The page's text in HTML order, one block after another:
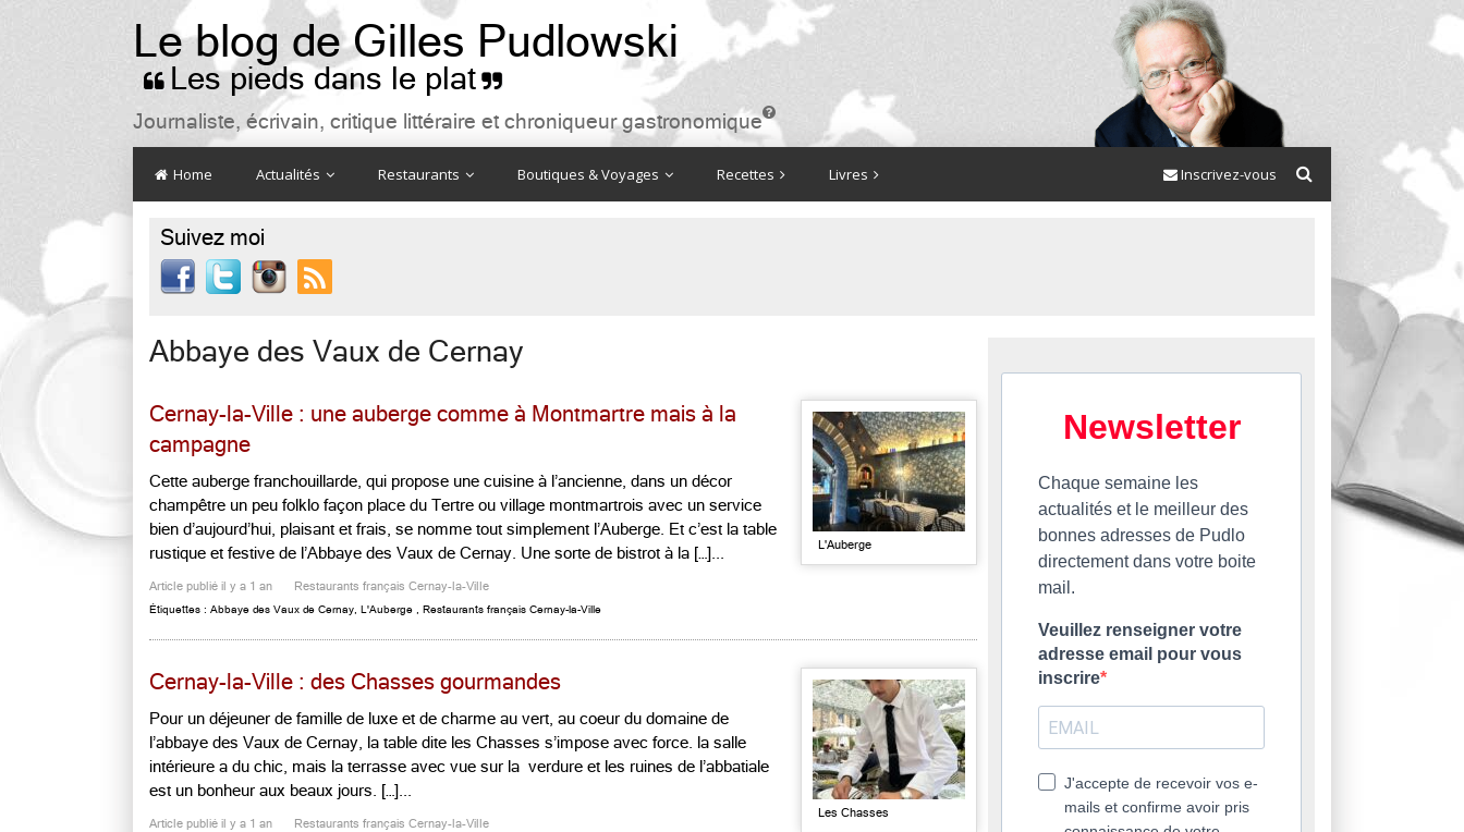
Le blog de Gilles Pudlowski
 Les pieds dans le plat 
Journaliste, écrivain, critique littéraire et chroniqueur gastronomique

Home Actualités Restaurants Boutiques & Voyages Recettes Livres Inscrivez-vous
Suivez moi

Abbaye des Vaux de Cernay
Cernay-la-Ville : une auberge comme à Montmartre mais à la
campagne
Cette auberge franchouillarde, qui propose une cuisine à l’ancienne, dans un décor
champêtre un peu folklo façon place du Tertre ou village montmartrois avec un service
bien d’aujourd’hui, plaisant et frais, se nomme tout simplement l’Auberge. Et c’est la table
rustique et festive de l’Abbaye des Vaux de Cernay. Une sorte de bistrot à la […]...
Article publié il y a 1 an Restaurants français Cernay-la-Ville
Étiquettes : Abbaye des Vaux de Cernay L'Auberge Restaurants français Cernay-la-Ville
L'Auberge
Cernay-la-Ville : des Chasses gourmandes
Pour un déjeuner de famille de luxe et de charme au vert, au coeur du domaine de
l’abbaye des Vaux de Cernay, la table dite les Chasses s’impose avec force. la salle
intérieure a du chic, mais la terrasse avec vue sur la verdure et les ruines de l’abbatiale
est un bonheur aux beaux jours. […]...
Article publié il y a 1 an Restaurants français Cernay-la-Ville
Les Chasses
Newsletter
Chaque semaine les
actualités et le meilleur des
bonnes adresses de Pudlo
directement dans votre boite
mail.
Veuillez renseigner votre
adresse email pour vous
inscrire
J'accepte de recevoir vos e-
mails et confirme avoir pris